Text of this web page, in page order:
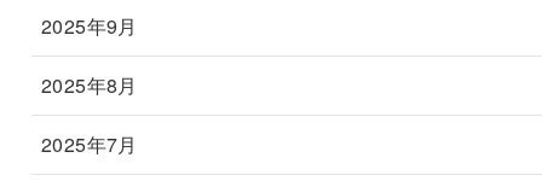
2025年9月
2025年8月
2025年7月